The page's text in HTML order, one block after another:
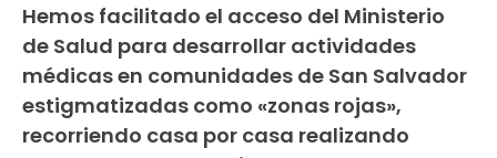
Hemos facilitado el acceso del Ministerio
de Salud para desarrollar actividades
médicas en comunidades de San Salvador
estigmatizadas como «zonas rojas»,
recorriendo casa por casa realizando